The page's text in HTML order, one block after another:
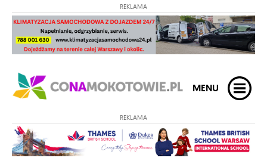
REKLAMA
MENU
REKLAMA